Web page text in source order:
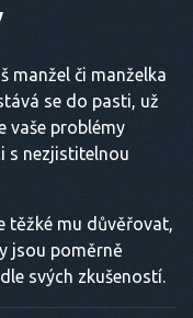
manžel či manželka
se do pasti, už
vaše problémy
s nezjistitelnou
těžké mu důvěřovat,
jsou poměrně
svých zkušeností.